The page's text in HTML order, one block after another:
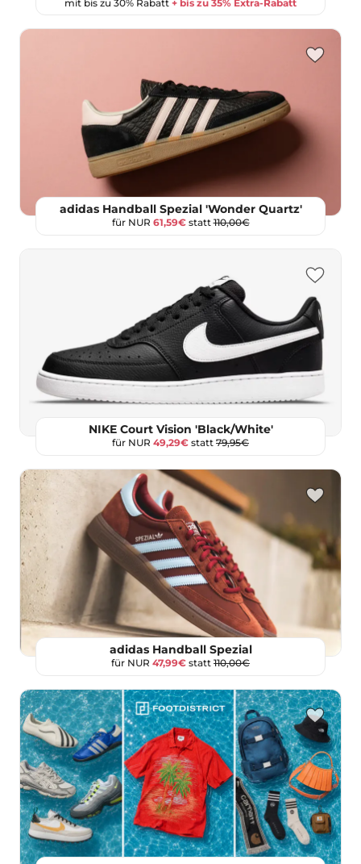
mit bis zu 30% Rabatt + bis zu 35% Extra-Rabatt
adidas Handball Spezial 'Wonder Quartz'
für NUR 61,59€statt110,00€
NIKE Court Vision 'Black/White'
für NUR 49,29€ statt 79,95€
adidas Handball Spezial
für NUR 47,99€ statt 110,00€